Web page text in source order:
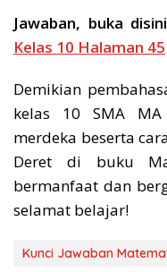
Jawaban, buka
Kelas 10 Halaman 45
Demikian
kelas 10 SMA
merdeka beserta
Deret di buku
bermanfaat dan
selamat belajar!
Kunci Jawaban